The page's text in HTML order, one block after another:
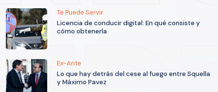
Te Puede Servir
Licencia de conducir digital: En qué consiste y
cómo obtenerla
Ex-Ante
Lo que hay detrás del cese al fuego entre Squella
y Máximo Pavez